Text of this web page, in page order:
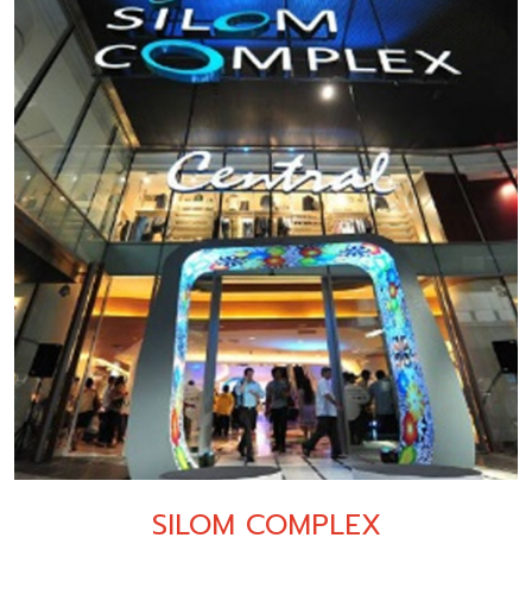
SILOM COMPLEX